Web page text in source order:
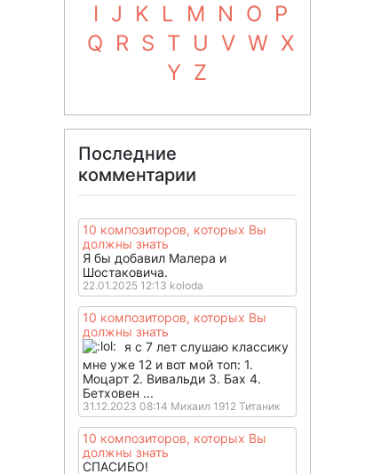
I J K L M N O P
Q R S T U V W X
Y Z
Последние
комментарии
10 композиторов, которых Вы
должны знать
Я бы добавил Малера и
Шостаковича.
22.01.2025 12:13 koloda
10 композиторов, которых Вы
должны знать
я с 7 лет слушаю классику
мне уже 12 и вот мой топ: 1.
Моцарт 2. Вивальди 3. Бах 4.
Бетховен ...
31.12.2023 08:14 Михаил 1912 Титаник
10 композиторов, которых Вы
должны знать
СПАСИБО!